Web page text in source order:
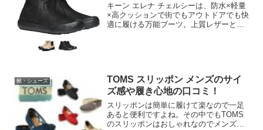
キーン エレナ チェルシーは、防水×軽量
×高クッションで街でもアウトドアでも快
適に履ける万能ブーツ。上質レザーと通
靴・シューズ
TOMS スリッポン メンズのサイ
ズ感や履き心地の口コミ！
スリッポンは簡単に履けて楽なので一足
あると便利ですよね。その中でもTOMS
のスリッポンはおしゃれなのでメンズも